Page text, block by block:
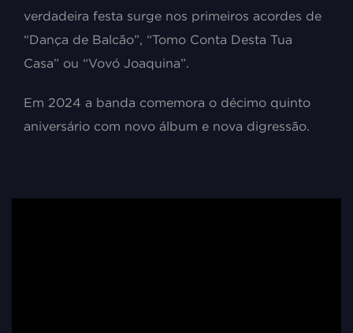
verdadeira festa surge nos primeiros acordes de
“Dança de Balcão”, “Tomo Conta Desta Tua
Casa” ou “Vovó Joaquina”.
Em 2024 a banda comemora o décimo quinto
aniversário com novo álbum e nova digressão.